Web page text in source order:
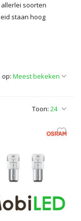
soorten
staan hoog
Toon:
op: